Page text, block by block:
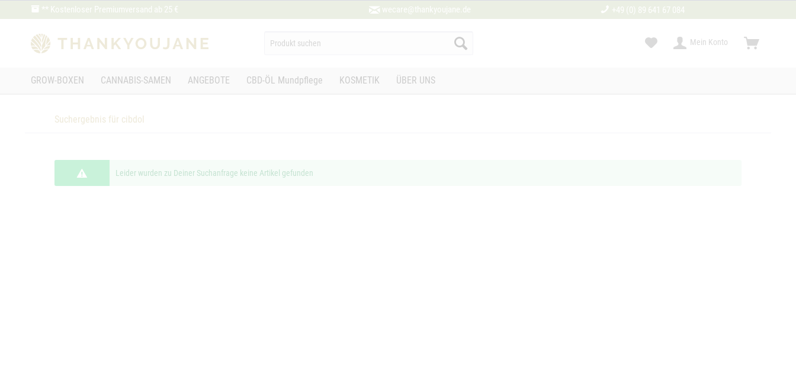
** Kostenloser Premiumversand ab 25 € wecare@thankyoujane.de +49 (0) 89 641 67 084
Mein Konto
GROW-BOXEN CANNABIS-SAMEN ANGEBOTE CBD-ÖL Mundpflege KOSMETIK ÜBER UNS
Suchergebnis für cibdol
Leider wurden zu Deiner Suchanfrage keine Artikel gefunden